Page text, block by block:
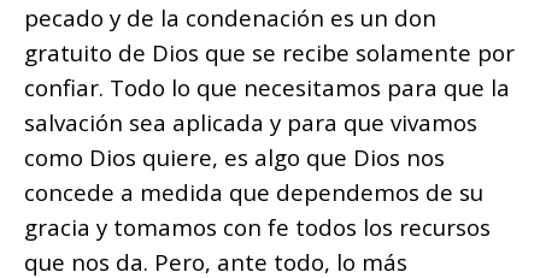
pecado y de la condenación es un don
gratuito de Dios que se recibe solamente por
confiar. Todo lo que necesitamos para que la
salvación sea aplicada y para que vivamos
como Dios quiere, es algo que Dios nos
concede a medida que dependemos de su
gracia y tomamos con fe todos los recursos
que nos da. Pero, ante todo, lo más